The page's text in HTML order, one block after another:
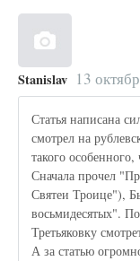
Stanislav 13
Статья написана
смотрел на
такого
Сначала прочел
Святеи Троице"),
восьмидесятых".
Третьяковку
А за статью